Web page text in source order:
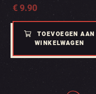
€9.90
TOEVOEGEN AAN
WINKELWAGEN